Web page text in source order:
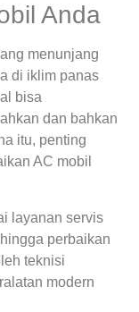
Anda
menunjang
di iklim panas
bisa
dan bahkan
itu, penting
AC mobil
layanan servis
perbaikan
teknisi
modern